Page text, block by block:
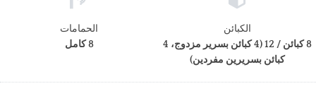
الكبائن
8 كبائن / 12 (4 كبائن بسرير مزدوج، 4
كبائن بسريرين مفردين)
الحمامات
8 كامل